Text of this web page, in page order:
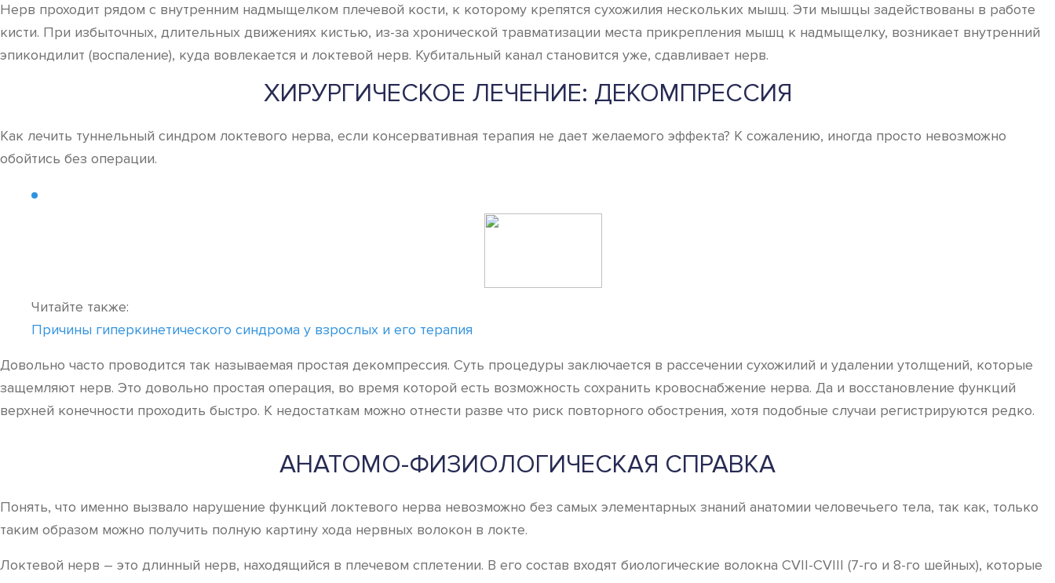
Нерв проходит рядом с внутренним надмыщелком плечевой кости, к которому крепятся сухожилия нескольких мышц. Эти мышцы задействованы в работе
кисти. При избыточных, длительных движениях кистью, из-за хронической травматизации места прикрепления мышц к надмыщелку, возникает внутренний
эпикондилит (воспаление), куда вовлекается и локтевой нерв. Кубитальный канал становится уже, сдавливает нерв.
ХИРУРГИЧЕСКОЕ ЛЕЧЕНИЕ: ДЕКОМПРЕССИЯ
Как лечить туннельный синдром локтевого нерва, если консервативная терапия не дает желаемого эффекта? К сожалению, иногда просто невозможно
обойтись без операции.
Читайте также:
Причины гиперкинетического синдрома у взрослых и его терапия
Довольно часто проводится так называемая простая декомпрессия. Суть процедуры заключается в рассечении сухожилий и удалении утолщений, которые
защемляют нерв. Это довольно простая операция, во время которой есть возможность сохранить кровоснабжение нерва. Да и восстановление функций
верхней конечности проходить быстро. К недостаткам можно отнести разве что риск повторного обострения, хотя подобные случаи регистрируются редко.
АНАТОМО-ФИЗИОЛОГИЧЕСКАЯ СПРАВКА
Понять, что именно вызвало нарушение функций локтевого нерва невозможно без самых элементарных знаний анатомии человечьего тела, так как, только
таким образом можно получить полную картину хода нервных волокон в локте.
Локтевой нерв – это длинный нерв, находящийся в плечевом сплетении. В его состав входят биологические волокна СVII-CVIII (7-го и 8-го шейных), которые